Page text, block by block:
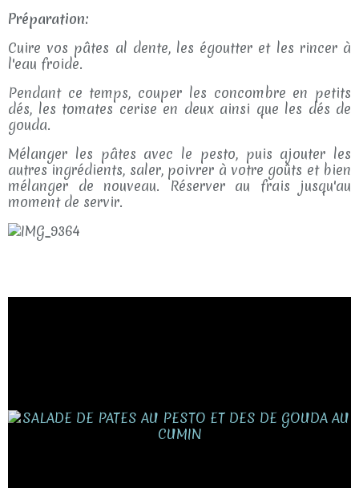
Préparation:
Cuire vos pâtes al dente, les égoutter et les rincer à
l'eau froide.
Pendant ce temps, couper les concombre en petits
dés, les tomates cerise en deux ainsi que les dés de
gouda.
Mélanger les pâtes avec le pesto, puis ajouter les
autres ingrédients, saler, poivrer à votre goûts et bien
mélanger de nouveau. Réserver au frais jusqu'au
moment de servir.